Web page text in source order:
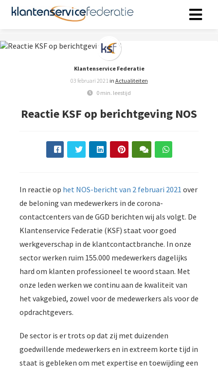
Klantenservice Federatie
03 februari 2021 in Actualiteiten
0 min. leestijd
Reactie KSF op berichtgeving NOS
In reactie op het NOS-bericht van 2 februari 2021 over
de beloning van medewerkers in de corona-
contactcenters van de GGD berichten wij als volgt. De
Klantenservice Federatie (KSF) staat voor goed
werkgeverschap in de klantcontactbranche. In onze
sector werken ruim 155.000 medewerkers dagelijks
hard om klanten professioneel te woord staan. Met
onze leden werken we continu aan de kwaliteit van
het vakgebied, zowel voor de medewerkers als voor de
opdrachtgevers.
De sector is er trots op dat zij met duizenden
goedwillende medewerkers en in extreem korte tijd in
staat is gebleken om met expertise en toewijding een
gebruikt
over
van
op